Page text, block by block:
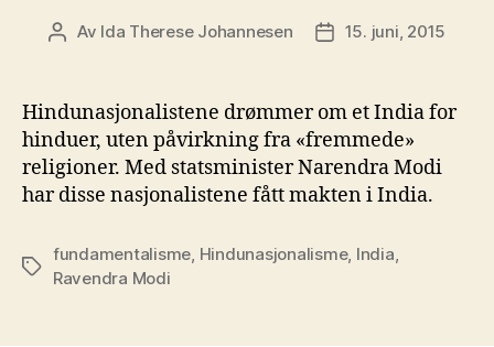
Innleggsforfatter
Av Ida Therese Johannesen Publiseringsdato
15. juni, 2015
Hindunasjonalistene drømmer om et India for
hinduer, uten påvirkning fra «fremmede»
religioner. Med statsminister Narendra Modi
har disse nasjonalistene fått makten i India.
Stikkord
fundamentalisme, Hindunasjonalisme, India,
Ravendra Modi